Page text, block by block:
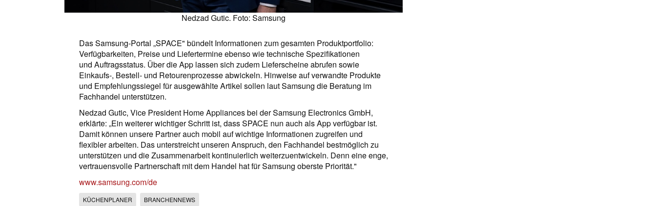
Nedzad Gutic. Foto: Samsung
Das Samsung-Portal „SPACE" bündelt Informationen zum gesamten Produktportfolio:
Verfügbarkeiten, Preise und Liefertermine ebenso wie technische Spezifikationen
und Auftragsstatus. Über die App lassen sich zudem Lieferscheine abrufen sowie
Einkaufs-, Bestell- und Retourenprozesse abwickeln. Hinweise auf verwandte Produkte
und Empfehlungssiegel für ausgewählte Artikel sollen laut Samsung die Beratung im
Fachhandel unterstützen.
Nedzad Gutic, Vice President Home Appliances bei der Samsung Electronics GmbH,
erklärte: „Ein weiterer wichtiger Schritt ist, dass SPACE nun auch als App verfügbar ist.
Damit können unsere Partner auch mobil auf wichtige Informationen zugreifen und
flexibler arbeiten. Das unterstreicht unseren Anspruch, den Fachhandel bestmöglich zu
unterstützen und die Zusammenarbeit kontinuierlich weiterzuentwickeln. Denn eine enge,
vertrauensvolle Partnerschaft mit dem Handel hat für Samsung oberste Priorität."
www.samsung.com/de
KÜCHENPLANER BRANCHENNEWS